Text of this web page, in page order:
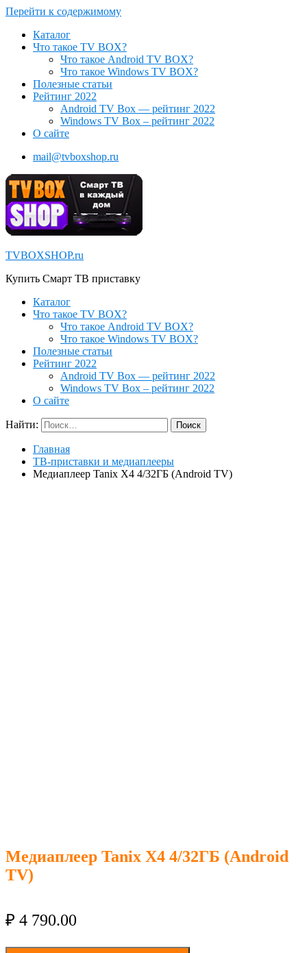
Перейти к содержимому
Каталог
Что такое TV BOX?
Что такое Android TV BOX?
Что такое Windows TV BOX?
Полезные статьи
Рейтинг 2022
Android TV Box — рейтинг 2022
Windows TV Box – рейтинг 2022
О сайте
mail@tvboxshop.ru
TVBOXSHOP.ru
Купить Смарт ТВ приставку
Каталог
Что такое TV BOX?
Что такое Android TV BOX?
Что такое Windows TV BOX?
Полезные статьи
Рейтинг 2022
Android TV Box — рейтинг 2022
Windows TV Box – рейтинг 2022
О сайте
Найти:
Главная
ТВ-приставки и медиаплееры
Медиаплеер Tanix X4 4/32ГБ (Android TV)
Медиаплеер Tanix X4 4/32ГБ (Android
TV)
₽ 4 790.00